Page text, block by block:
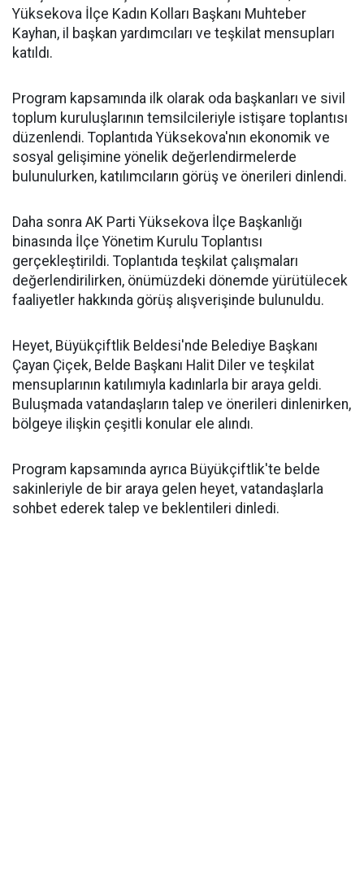
Yüksekova İlçe Kadın Kolları Başkanı Muhteber
Kayhan, il başkan yardımcıları ve teşkilat mensupları
katıldı.
Program kapsamında ilk olarak oda başkanları ve sivil
toplum kuruluşlarının temsilcileriyle istişare toplantısı
düzenlendi. Toplantıda Yüksekova'nın ekonomik ve
sosyal gelişimine yönelik değerlendirmelerde
bulunulurken, katılımcıların görüş ve önerileri dinlendi.
Daha sonra AK Parti Yüksekova İlçe Başkanlığı
binasında İlçe Yönetim Kurulu Toplantısı
gerçekleştirildi. Toplantıda teşkilat çalışmaları
değerlendirilirken, önümüzdeki dönemde yürütülecek
faaliyetler hakkında görüş alışverişinde bulunuldu.
Heyet, Büyükçiftlik Beldesi'nde Belediye Başkanı
Çayan Çiçek, Belde Başkanı Halit Diler ve teşkilat
mensuplarının katılımıyla kadınlarla bir araya geldi.
Buluşmada vatandaşların talep ve önerileri dinlenirken,
bölgeye ilişkin çeşitli konular ele alındı.
Program kapsamında ayrıca Büyükçiftlik'te belde
sakinleriyle de bir araya gelen heyet, vatandaşlarla
sohbet ederek talep ve beklentileri dinledi.